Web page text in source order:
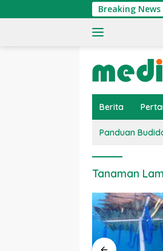
ke
Breaking News
Berita
Panduan
Tanaman